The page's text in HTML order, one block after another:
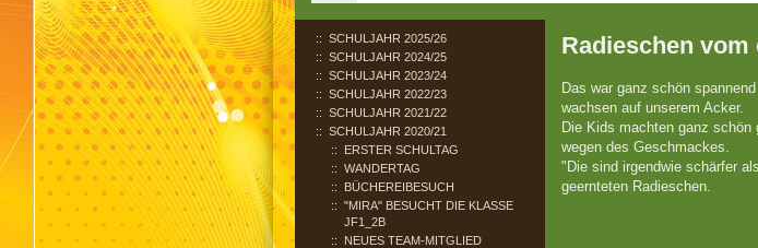
Radieschen vom
Das war ganz schön
wachsen auf unserem Acker.
Die Kids machten ganz schön
wegen des Geschmackes.
"Die sind irgendwie schärfer
geernteten Radieschen.
SCHULJAHR 2025/26
SCHULJAHR 2024/25
SCHULJAHR 2023/24
SCHULJAHR 2022/23
SCHULJAHR 2021/22
SCHULJAHR 2020/21
ERSTER SCHULTAG
WANDERTAG
BÜCHEREIBESUCH
"MIRA" BESUCHT DIE KLASSE
JF1_2B
NEUES TEAM-MITGLIED